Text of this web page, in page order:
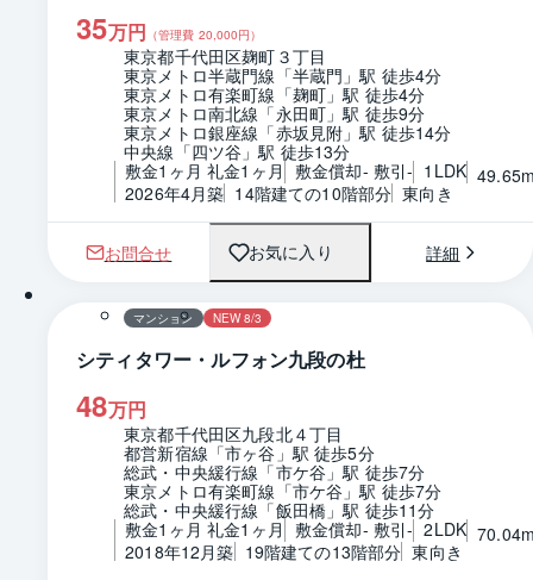
35万円 （管理費 20,000円）
東京都千代田区麹町３丁目
東京メトロ半蔵門線「半蔵門」駅 徒歩4分
東京メトロ有楽町線「麹町」駅 徒歩4分
東京メトロ南北線「永田町」駅 徒歩9分
東京メトロ銀座線「赤坂見附」駅 徒歩14分
中央線「四ツ谷」駅 徒歩13分
敷金1ヶ月 礼金1ヶ月 敷金償却- 敷引- 1LDK
2026年4月築 14階建ての10階部分 東向き
お問合せ お気に入り 詳細
1 / 0 間取り
マンション NEW 8/3
シティタワー・ルフォン九段の杜
48万円
東京都千代田区九段北４丁目
都営新宿線「市ヶ谷」駅 徒歩5分
総武・中央緩行線「市ケ谷」駅 徒歩7分
東京メトロ有楽町線「市ケ谷」駅 徒歩7分
総武・中央緩行線「飯田橋」駅 徒歩11分
敷金1ヶ月 礼金1ヶ月 敷金償却- 敷引- 2LDK
2018年12月築 19階建ての13階部分 東向き